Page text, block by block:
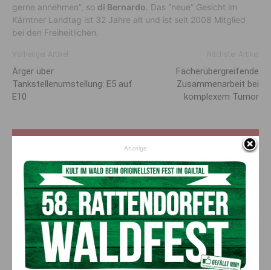
gerne annehmen”, so di Bernardo . Das “neue” Gesicht im
Kärntner Landtag ist 32 Jahre alt und ist seit 2008 Mitglied
bei den Freiheitlichen.
Ärger über
Tankstellenumstellung: E5 auf
E10
Fächerübergreifende
Zusammenarbeit bei
komplexem Tumor
Neu: Sölle Bike Tröpolach
ANZEIGE 8. August 2026
„Paolo Santonino“ wird heute gespielt –
abgesagte Premiere von gestern Abend
wird morgen nachgeholt
Anzeige